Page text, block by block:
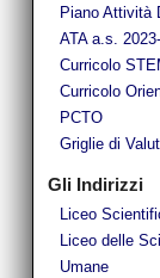
Piano Attività
ATA a.s.
Curricolo
Curricolo
PCTO
Griglie di
Gli Indirizzi
Liceo
Liceo delle
Umane